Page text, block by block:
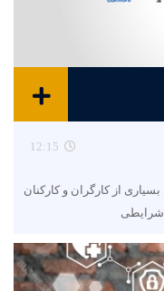
12:15
از کارگران و کارکنان